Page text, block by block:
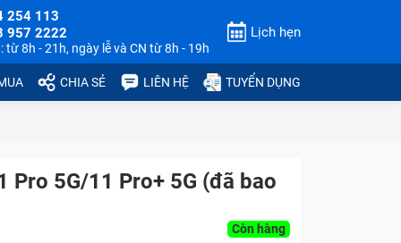
254 113
957 2222
từ 8h - 21h, ngày lễ và CN từ 8h - 19h
Lịch hẹn
CHIA SẺ LIÊN HỆ TUYỂN DỤNG
Pro 5G/11 Pro+ 5G (đã bao
Còn hàng